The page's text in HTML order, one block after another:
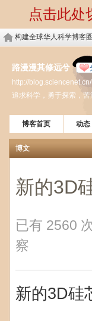
点击此处
构建全球华人科学博客圈
路漫漫其修远兮
http://
追求科学，勇于探索，
博客首页 动态
博文
新的3D
已有 2560
察
新的3D硅